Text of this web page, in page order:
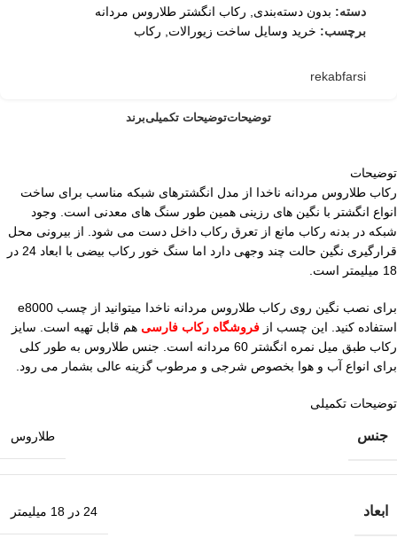
دسته: بدون دسته‌بندی
رکاب انگشتر طلاروس مردانه
برچسب: خرید وسایل ساخت زیورالات رکاب
rekabfarsi
توضیحاتتوضیحات تکمیلیبرند
توضیحات
رکاب طلاروس مردانه ناخدا از مدل انگشترهای شبکه مناسب برای ساخت
انواع انگشتر با نگین های رزینی همین طور سنگ های معدنی است. وجود
شبکه در بدنه رکاب مانع از تعرق رکاب داخل دست می شود. از بیرونی محل
قرارگیری نگین حالت چند وجهی دارد اما سنگ خور رکاب بیضی با ابعاد 24 در
18 میلیمتر است.
برای نصب نگین روی رکاب طلاروس مردانه ناخدا میتوانید از چسب e8000
استفاده کنید. این چسب از فروشگاه رکاب فارسی هم قابل تهیه است. سایز
رکاب طبق میل نمره انگشتر 60 مردانه است. جنس طلاروس به طور کلی
برای انواع آب و هوا بخصوص شرجی و مرطوب گزینه عالی بشمار می رود.
توضیحات تکمیلی
جنس طلاروس
ابعاد 24 در 18 میلیمتر